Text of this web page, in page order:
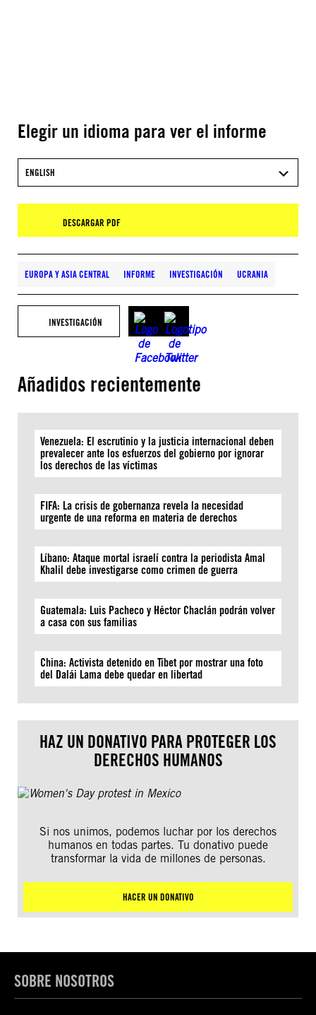
Elegir un idioma para ver el informe
ENGLISH
DESCARGAR PDF
EUROPA Y ASIA CENTRAL INFORME INVESTIGACIÓN UCRANIA
INVESTIGACIÓN
Añadidos recientemente
Venezuela: El escrutinio y la justicia internacional deben
prevalecer ante los esfuerzos del gobierno por ignorar
los derechos de las víctimas
FIFA: La crisis de gobernanza revela la necesidad
urgente de una reforma en materia de derechos
Líbano: Ataque mortal israelí contra la periodista Amal
Khalil debe investigarse como crimen de guerra
Guatemala: Luis Pacheco y Héctor Chaclán podrán volver
a casa con sus familias
China: Activista detenido en Tíbet por mostrar una foto
del Dalái Lama debe quedar en libertad
HAZ UN DONATIVO PARA PROTEGER LOS
DERECHOS HUMANOS
Si nos unimos, podemos luchar por los derechos
humanos en todas partes. Tu donativo puede
transformar la vida de millones de personas.
HACER UN DONATIVO
SOBRE NOSOTROS